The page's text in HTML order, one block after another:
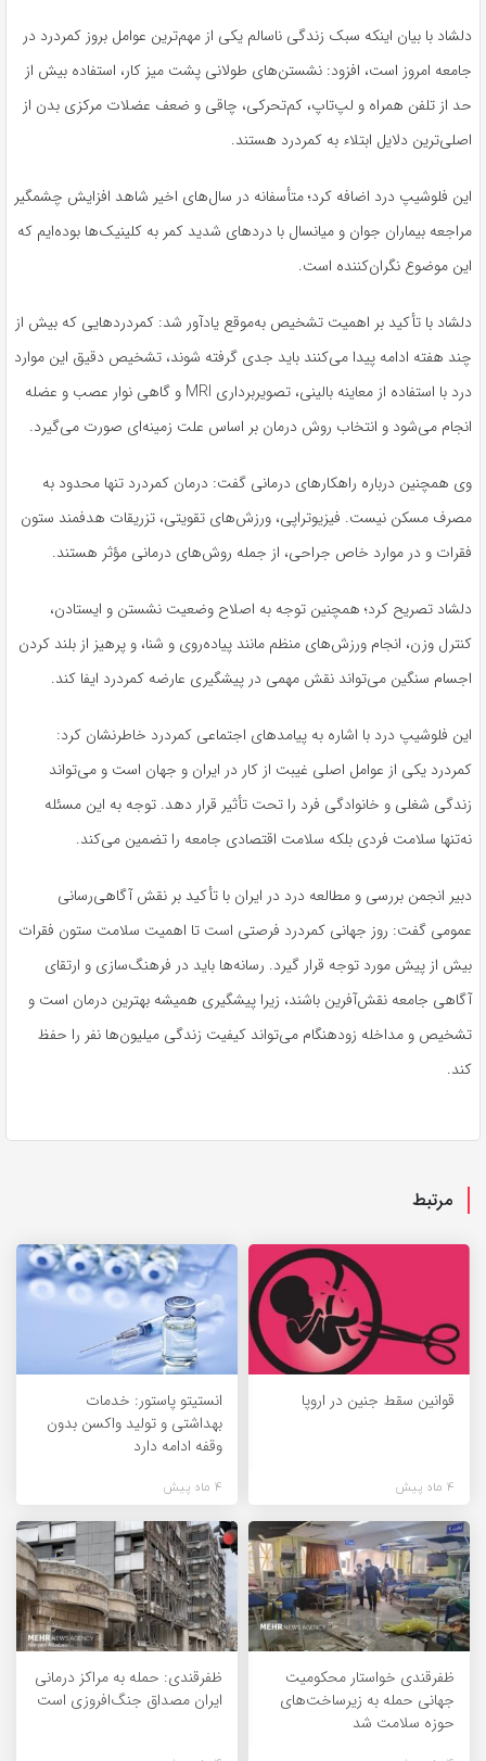
دلشاد با بیان اینکه سبک زندگی ناسالم یکی از مهم‌ترین عوامل بروز کمردرد در
جامعه امروز است، افزود: نشستن‌های طولانی پشت میز کار، استفاده بیش از
حد از تلفن همراه و لپ‌تاپ، کم‌تحرکی، چاقی و ضعف عضلات مرکزی بدن از
اصلی‌ترین دلایل ابتلاء به کمردرد هستند.
این فلوشیپ درد اضافه کرد؛ متأسفانه در سال‌های اخیر شاهد افزایش چشمگیر
مراجعه بیماران جوان و میانسال با دردهای شدید کمر به کلینیک‌ها بوده‌ایم که
این موضوع نگران‌کننده است.
دلشاد با تأکید بر اهمیت تشخیص به‌موقع یادآور شد: کمردردهایی که بیش از
چند هفته ادامه پیدا می‌کنند باید جدی گرفته شوند، تشخیص دقیق این موارد
درد با استفاده از معاینه بالینی، تصویربرداری MRI و گاهی نوار عصب و عضله
انجام می‌شود و انتخاب روش درمان بر اساس علت زمینه‌ای صورت می‌گیرد.
وی همچنین درباره راهکارهای درمانی گفت: درمان کمردرد تنها محدود به
مصرف مسکن نیست. فیزیوتراپی، ورزش‌های تقویتی، تزریقات هدفمند ستون
فقرات و در موارد خاص جراحی، از جمله روش‌های درمانی مؤثر هستند.
دلشاد تصریح کرد؛ همچنین توجه به اصلاح وضعیت نشستن و ایستادن،
کنترل وزن، انجام ورزش‌های منظم مانند پیاده‌روی و شنا، و پرهیز از بلند کردن
اجسام سنگین می‌تواند نقش مهمی در پیشگیری عارضه کمردرد ایفا کند.
این فلوشیپ درد با اشاره به پیامدهای اجتماعی کمردرد خاطرنشان کرد:
کمردرد یکی از عوامل اصلی غیبت از کار در ایران و جهان است و می‌تواند
زندگی شغلی و خانوادگی فرد را تحت تأثیر قرار دهد. توجه به این مسئله
نه‌تنها سلامت فردی بلکه سلامت اقتصادی جامعه را تضمین می‌کند.
دبیر انجمن بررسی و مطالعه درد در ایران با تأکید بر نقش آگاهی‌رسانی
عمومی گفت: روز جهانی کمردرد فرصتی است تا اهمیت سلامت ستون فقرات
بیش از پیش مورد توجه قرار گیرد. رسانه‌ها باید در فرهنگ‌سازی و ارتقای
آگاهی جامعه نقش‌آفرین باشند، زیرا پیشگیری همیشه بهترین درمان است و
تشخیص و مداخله زودهنگام می‌تواند کیفیت زندگی میلیون‌ها نفر را حفظ
کند.
مرتبط
قوانین سقط جنین در اروپا
4 ماه پیش
انستیتو پاستور: خدمات
بهداشتی و تولید واکسن بدون
وقفه ادامه دارد
4 ماه پیش
ظفرقندی خواستار محکومیت
جهانی حمله به زیرساخت‌های
حوزه سلامت شد
ظفرقندی: حمله به مراکز درمانی
ایران مصداق جنگ‌افروزی است